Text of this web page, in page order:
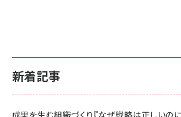
新着記事
成果を生む組織づくり『なぜ戦略は正しいの